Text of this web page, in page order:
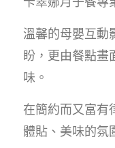
溫馨的母嬰互動
盼，更由餐點畫
味。
在簡約而又富有
體貼、美味的氛